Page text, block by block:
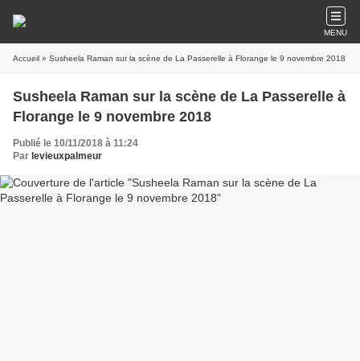
MENU
Accueil » Susheela Raman sur la scène de La Passerelle à Florange le 9 novembre 2018
Susheela Raman sur la scène de La Passerelle à
Florange le 9 novembre 2018
Publié le 10/11/2018 à 11:24
Par levieuxpalmeur